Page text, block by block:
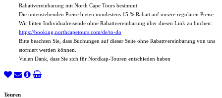
Rabattvereinbarung mit North Cape Tours bestimmt.
Die untenstehenden Preise bieten mindestens 15 % Rabatt auf unsere regulären Preise.
Wir bitten Individualreisende ohne Rabattvereinbarung über diesen Link zu buchen:
https://booking.northcapetours.com/de/to-do
Bitte beachten Sie, dass Buchungen auf dieser Seite ohne Rabattvereinbarung von uns
storniert werden können.
Vielen Dank, dass Sie sich für Nordkap-Touren entschieden haben
Touren